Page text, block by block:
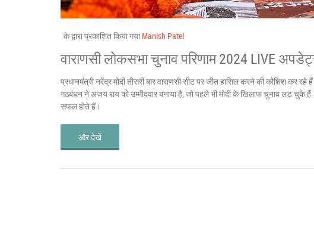
के द्वारा प्रकाशित किया गया Manish Patel
वाराणसी लोकसभा चुनाव परिणाम 2024 LIVE
प्रधानमंत्री नरेंद्र मोदी तीसरी बार वाराणसी सीट पर जीत हासिल करने की कोशिश कर
गठबंधन ने अजय राय को उम्मीदवार बनाया है, जो पहले भी मोदी के खिलाफ चुनाव लड़ चुके
सफल होते हैं।
और देखें